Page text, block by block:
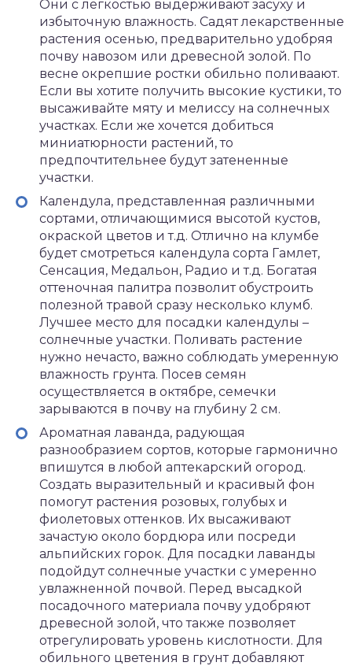
Они с легкостью выдерживают засуху и
избыточную влажность. Садят лекарственные
растения осенью, предварительно удобряя
почву навозом или древесной золой. По
весне окрепшие ростки обильно поливаают.
Если вы хотите получить высокие кустики, то
высаживайте мяту и мелиссу на солнечных
участках. Если же хочется добиться
миниатюрности растений, то
предпочтительнее будут затененные
участки.
Календула, представленная различными
сортами, отличающимися высотой кустов,
окраской цветов и т.д. Отлично на клумбе
будет смотреться календула сорта Гамлет,
Сенсация, Медальон, Радио и т.д. Богатая
оттеночная палитра позволит обустроить
полезной травой сразу несколько клумб.
Лучшее место для посадки календулы –
солнечные участки. Поливать растение
нужно нечасто, важно соблюдать умеренную
влажность грунта. Посев семян
осуществляется в октябре, семечки
зарываются в почву на глубину 2 см.
Ароматная лаванда, радующая
разнообразием сортов, которые гармонично
впишутся в любой аптекарский огород.
Создать выразительный и красивый фон
помогут растения розовых, голубых и
фиолетовых оттенков. Их высаживают
зачастую около бордюра или посреди
альпийских горок. Для посадки лаванды
подойдут солнечные участки с умеренно
увлажненной почвой. Перед высадкой
посадочного материала почву удобряют
древесной золой, что также позволяет
отрегулировать уровень кислотности. Для
обильного цветения в грунт добавляют